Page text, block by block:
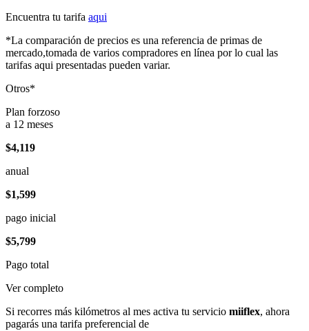
Encuentra tu tarifa aqui
*La comparación de precios es una referencia de primas de
mercado,tomada de varios compradores en línea por lo cual las
tarifas aqui presentadas pueden variar.
Otros*
Plan forzoso
a 12 meses
$4,119
anual
$1,599
pago inicial
$5,799
Pago total
Ver completo
Si recorres más kilómetros al mes activa tu servicio miiflex, ahora
pagarás una tarifa preferencial de